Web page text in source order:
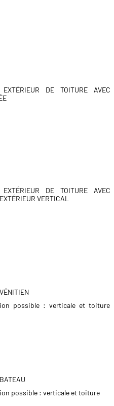
EXTÉRIEUR DE TOITURE AVEC
EXTÉRIEUR DE TOITURE AVEC
VERTICAL
possible : verticale et toiture
possible : verticale et toiture